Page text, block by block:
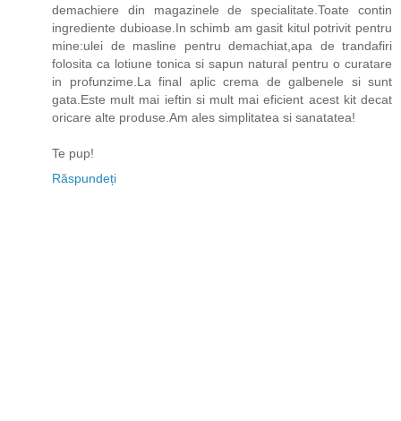
demachiere din magazinele de specialitate.Toate contin
ingrediente dubioase.In schimb am gasit kitul potrivit pentru
mine:ulei de masline pentru demachiat,apa de trandafiri
folosita ca lotiune tonica si sapun natural pentru o curatare
in profunzime.La final aplic crema de galbenele si sunt
gata.Este mult mai ieftin si mult mai eficient acest kit decat
oricare alte produse.Am ales simplitatea si sanatatea!
Te pup!
Răspundeți